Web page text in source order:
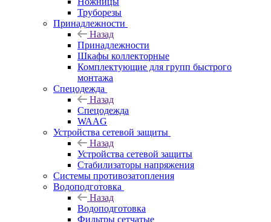
Труборезы
Принадлежности
Назад
Принадлежности
Шкафы коллекторные
Комплектующие для групп быстрого
монтажа
Спецодежда
Назад
Спецодежда
WAAG
Устройства сетевой защиты
Назад
Устройства сетевой защиты
Стабилизаторы напряжения
Системы противозатопления
Водоподготовка
Назад
Водоподготовка
Фильтры сетчатые